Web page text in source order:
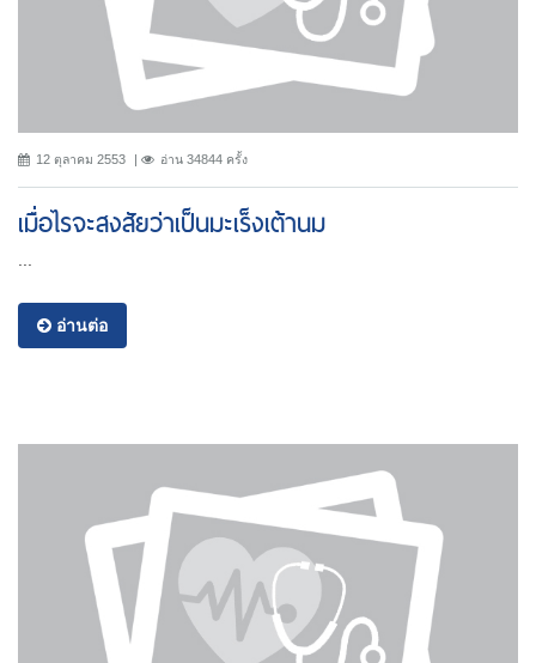
12 ตุลาคม 2553 อ่าน 34844 ครั้ง
เมื่อไรจะสงสัยว่าเป็นมะเร็งเต้านม
...
อ่านต่อ